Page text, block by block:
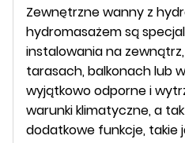
Zewnętrzne wanny z
hydromasażem są
instalowania na
tarasach, balkonach lub
wyjątkowo odporne i
warunki klimatyczne, a
dodatkowe funkcje, takie